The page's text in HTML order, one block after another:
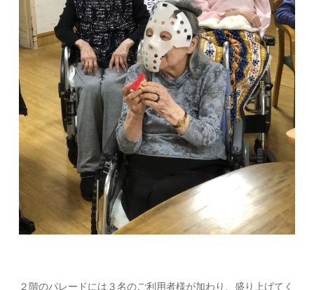
２階のパレードには３名のご利用者様が加わり、盛り上げてく